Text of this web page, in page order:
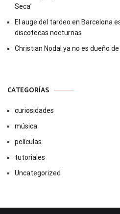
Seca’
El auge del tardeo en Barcelona
discotecas nocturnas
Christian Nodal ya no es dueño
CATEGORÍAS
curiosidades
música
películas
tutoriales
Uncategorized